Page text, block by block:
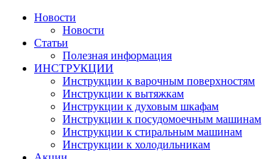
Новости
Новости
Статьи
Полезная информация
ИНСТРУКЦИИ
Инструкции к варочным поверхностям
Инструкции к вытяжкам
Инструкции к духовым шкафам
Инструкции к посудомоечным машинам
Инструкции к стиральным машинам
Инструкции к холодильникам